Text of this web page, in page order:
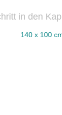
in den
140 x 100